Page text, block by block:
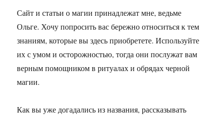
Сайт и статьи о магии принадлежат мне, ведьме
Ольге. Хочу попросить вас бережно относиться к тем
знаниям, которые вы здесь приобретете. Используйте
их с умом и осторожностью, тогда они послужат вам
верным помощником в ритуалах и обрядах черной
магии.
Как вы уже догадались из названия, рассказывать